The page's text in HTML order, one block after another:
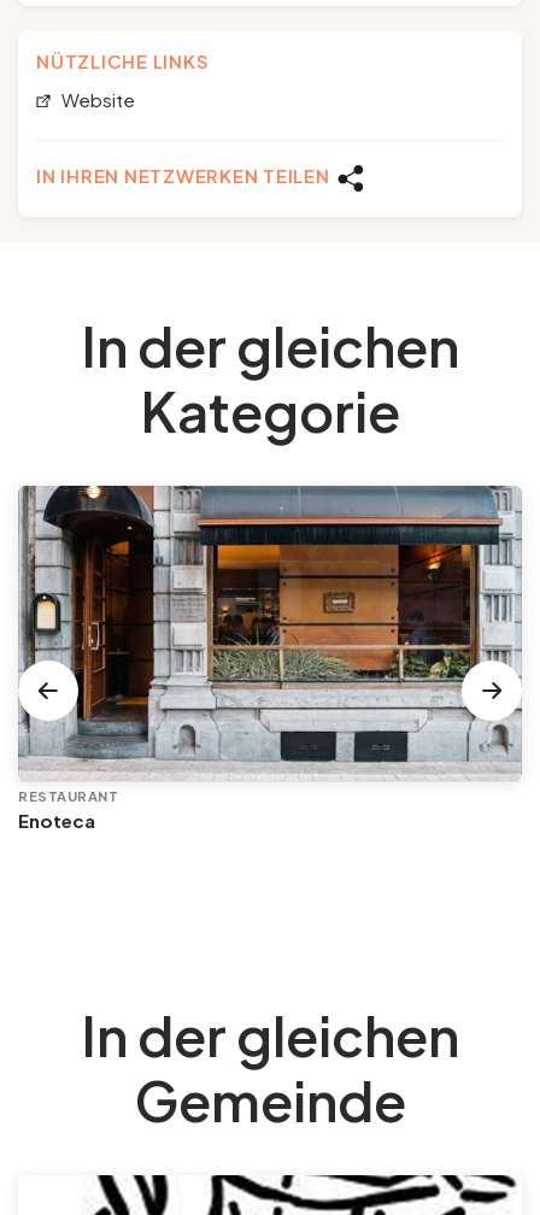
NÜTZLICHE LINKS
Website
IN IHREN NETZWERKEN TEILEN
In der gleichen
Kategorie
RESTAURANT
Enoteca
In der gleichen
Gemeinde